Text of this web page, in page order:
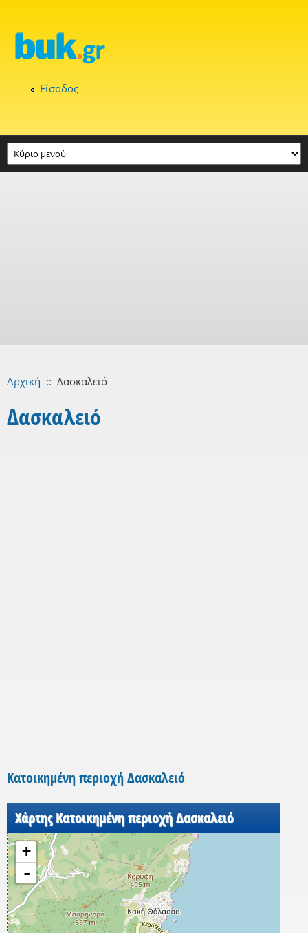
Είσοδος
Αρχική :: Δασκαλειό
Δασκαλειό
Κατοικημένη περιοχή Δασκαλειό
Χάρτης Κατοικημένη περιοχή Δασκαλειό
+
-